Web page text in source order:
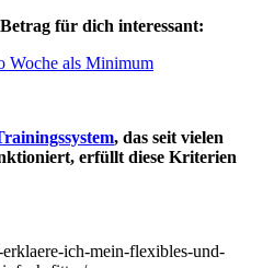
für dich interessant:
Woche als Minimum
, das seit vielen
erfüllt diese Kriterien
ich-mein-flexibles-und-